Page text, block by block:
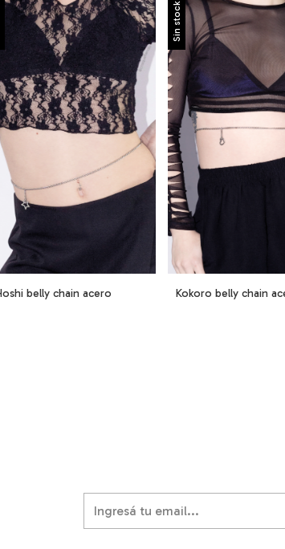
belly chain acero
Sin stock
Kokoro belly chain